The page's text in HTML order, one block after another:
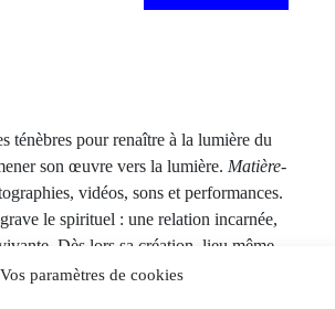
Vos paramètres de cookies
ténèbres pour renaître à la lumière du
son œuvre vers la lumière. Matière-
vidéos, sons et performances.
le spirituel : une relation incarnée,
Dès lors sa création, lieu même
vivant”, pour reprendre
subtile le corps et l’esprit en